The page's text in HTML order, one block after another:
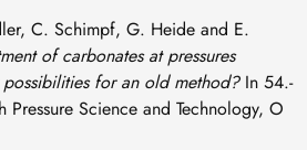
C. Schimpf, G. Heide and E.
of carbonates at pressures
for an old method?In 54.-
Pressure Science and Technology, O